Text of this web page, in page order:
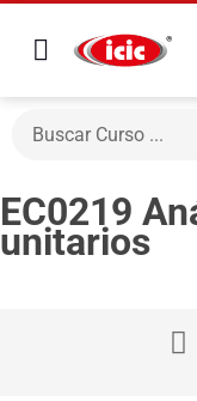
EC0219
unitarios